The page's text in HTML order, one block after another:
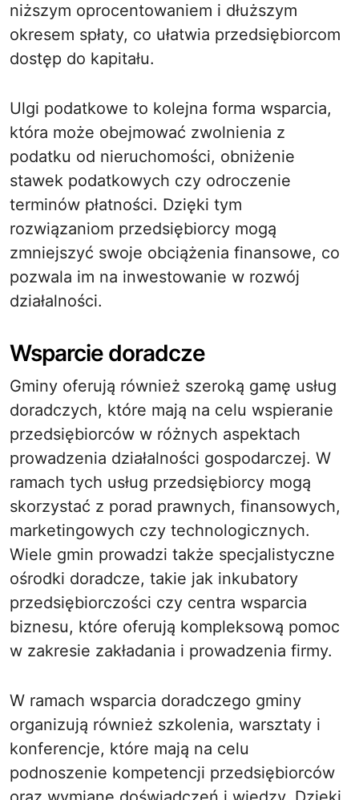
niższym oprocentowaniem i dłuższym
okresem spłaty, co ułatwia przedsiębiorcom
dostęp do kapitału.
Ulgi podatkowe to kolejna forma wsparcia,
która może obejmować zwolnienia z
podatku od nieruchomości, obniżenie
stawek podatkowych czy odroczenie
terminów płatności. Dzięki tym
rozwiązaniom przedsiębiorcy mogą
zmniejszyć swoje obciążenia finansowe, co
pozwala im na inwestowanie w rozwój
działalności.
Wsparcie doradcze
Gminy oferują również szeroką gamę usług
doradczych, które mają na celu wspieranie
przedsiębiorców w różnych aspektach
prowadzenia działalności gospodarczej. W
ramach tych usług przedsiębiorcy mogą
skorzystać z porad prawnych, finansowych,
marketingowych czy technologicznych.
Wiele gmin prowadzi także specjalistyczne
ośrodki doradcze, takie jak inkubatory
przedsiębiorczości czy centra wsparcia
biznesu, które oferują kompleksową pomoc
w zakresie zakładania i prowadzenia firmy.
W ramach wsparcia doradczego gminy
organizują również szkolenia, warsztaty i
konferencje, które mają na celu
podnoszenie kompetencji przedsiębiorców